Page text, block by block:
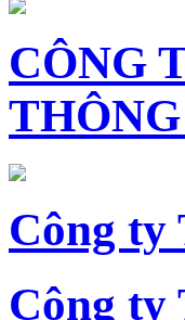
CÔNG
Công ty
Công ty